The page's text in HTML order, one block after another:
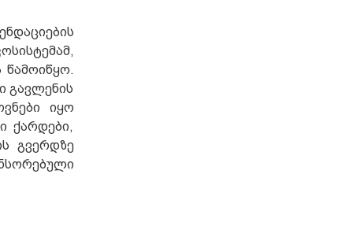
გავლენის
იყო
ქარდები,
გვერდზე